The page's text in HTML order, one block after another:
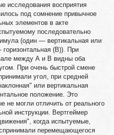
исследования восприятия
под сомнение привычное
элементов в акте
последовательно
(один — вертикальная или
(В)). При
между А и В видны оба
При очень быстрой смене
угол, при средней
или вертикальная
положение. Это
могли отличить от реального
инструкции. Вертгеймер
когда испытуемые,
перемещающегося